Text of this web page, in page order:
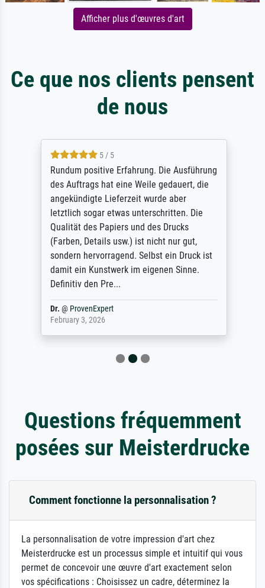
Afficher plus d'œuvres d'art
Ce que nos clients pensent
de nous
5 / 5
Rundum positive Erfahrung. Die Ausführung
des Auftrags hat eine Weile gedauert, die
angekündigte Lieferzeit wurde aber
letztlich sogar etwas unterschritten. Die
Qualität des Papiers und des Drucks
(Farben, Details usw.) ist nicht nur gut,
sondern hervorragend. Selbst ein Druck ist
damit ein Kunstwerk im eigenen Sinne.
Definitiv den Pre...
Dr.@ ProvenExpert
February 3, 2026
Questions fréquemment
posées sur Meisterdrucke
Comment fonctionne la personnalisation ?
La personnalisation de votre impression d'art chez
Meisterdrucke est un processus simple et intuitif qui vous
permet de concevoir une œuvre d'art exactement selon
vos spécifications : Choisissez un cadre, déterminez la